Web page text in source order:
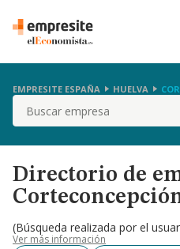
EMPRESITE ESPAÑA HUELVA
Buscar
Directorio de
(Búsqueda realizada por el
Ver más información